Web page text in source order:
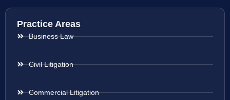
Practice Areas
Business Law
Civil Litigation
Commercial Litigation